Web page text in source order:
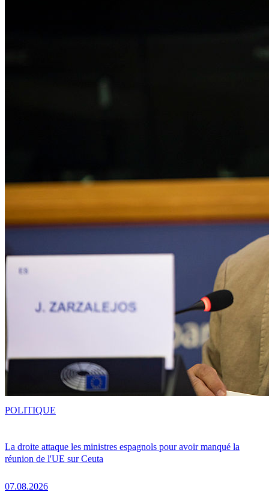
La droite attaque les ministres espagnols pour avoir manqué la
réunion de l'UE sur Ceuta
07.08.2026
POLITIQUE